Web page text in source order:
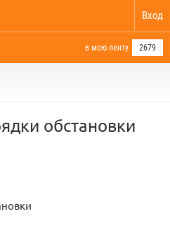
Вход
в мою ленту 2679
обстановки